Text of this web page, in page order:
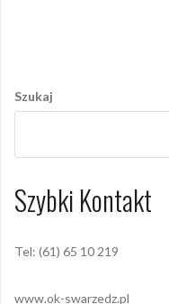
wpisu
Szukaj
Szybki Kontakt
Tel: (61) 65 10 219
www.ok-swarzedz.pl